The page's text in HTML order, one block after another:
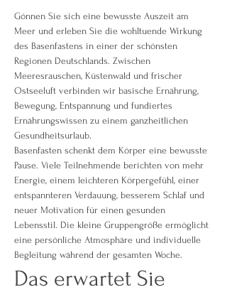
Gönnen Sie sich eine bewusste Auszeit am
Meer und erleben Sie die wohltuende Wirkung
des Basenfastens in einer der schönsten
Regionen Deutschlands. Zwischen
Meeresrauschen, Küstenwald und frischer
Ostseeluft verbinden wir basische Ernährung,
Bewegung, Entspannung und fundiertes
Ernährungswissen zu einem ganzheitlichen
Gesundheitsurlaub.
Basenfasten schenkt dem Körper eine bewusste
Pause. Viele Teilnehmende berichten von mehr
Energie, einem leichteren Körpergefühl, einer
entspannteren Verdauung, besserem Schlaf und
neuer Motivation für einen gesunden
Lebensstil. Die kleine Gruppengröße ermöglicht
eine persönliche Atmosphäre und individuelle
Begleitung während der gesamten Woche.
Das erwartet Sie